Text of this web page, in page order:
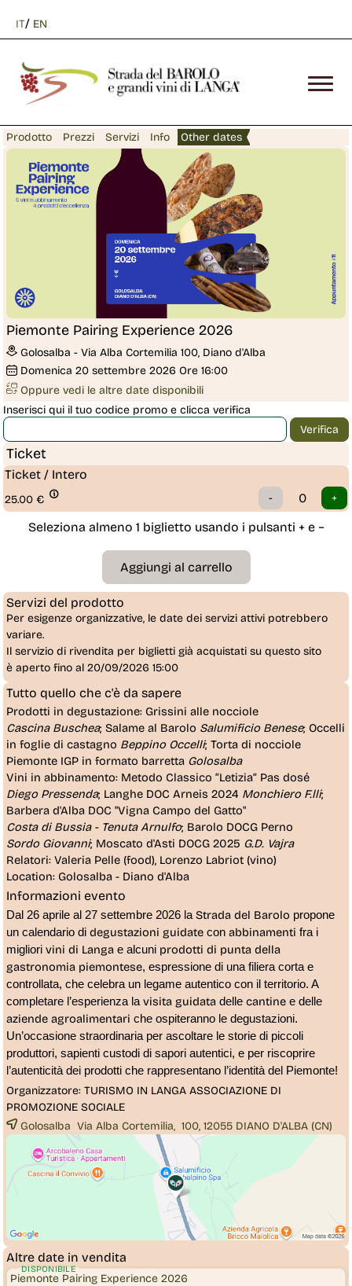
IT/ EN
Prodotto Prezzi Servizi Info Other dates
Piemonte Pairing Experience 2026
Golosalba - Via Alba Cortemilia 100, Diano d'Alba
Domenica 20 settembre 2026 Ore 16:00
Oppure vedi le altre date disponibili
Inserisci qui il tuo codice promo e clicca verifica
Ticket
Ticket / Intero
25.00 €
Seleziona almeno 1 biglietto usando i pulsanti + e −
Servizi del prodotto
Per esigenze organizzative, le date dei servizi attivi potrebbero
variare.
Il servizio di rivendita per biglietti già acquistati su questo sito
è aperto fino al 20/09/2026 15:00
Tutto quello che c'è da sapere
Prodotti in degustazione: Grissini alle nocciole
Cascina Buschea; Salame al Barolo Salumificio Benese; Occelli
in foglie di castagno Beppino Occelli; Torta di nocciole
Piemonte IGP in formato barretta Golosalba
Vini in abbinamento: Metodo Classico “Letizia” Pas dosé
Diego Pressenda; Langhe DOC Arneis 2024 Monchiero F.lli;
Barbera d'Alba DOC "Vigna Campo del Gatto"
Costa di Bussia - Tenuta Arnulfo; Barolo DOCG Perno
Sordo Giovanni; Moscato d'Asti DOCG 2025 G.D. Vajra
Relatori: Valeria Pelle (food), Lorenzo Labriot (vino)
Location: Golosalba - Diano d'Alba
Informazioni evento
Dal 26 aprile al 27 settembre 2026 la Strada del Barolo propone
un calendario di degustazioni guidate con abbinamenti fra i
migliori vini di Langa e alcuni prodotti di punta della
gastronomia piemontese, espressione di una filiera corta e
controllata, che celebra un legame autentico con il territorio. A
completare l’esperienza la visita guidata delle cantine e delle
aziende agroalimentari che ospiteranno le degustazioni.
Un’occasione straordinaria per ascoltare le storie di piccoli
produttori, sapienti custodi di sapori autentici, e per riscoprire
l’autenticità dei prodotti che rappresentano l’identità del Piemonte!
Organizzatore: TURISMO IN LANGA ASSOCIAZIONE DI
PROMOZIONE SOCIALE
Golosalba Via Alba Cortemilia, 100, 12055 DIANO D'ALBA (CN)
Altre date in vendita
Piemonte Pairing Experience 2026
DISPONIBILE